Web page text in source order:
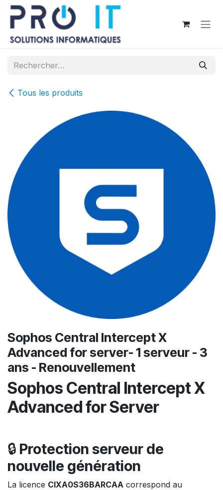
Se rendre au contenu
Tous les produits
Sophos Central Intercept X
Advanced for server- 1 serveur - 3
ans - Renouvellement
Sophos Central Intercept X
Advanced for Server
🔒 Protection serveur de
nouvelle génération
La licence CIXA0S36BARCAA correspond au